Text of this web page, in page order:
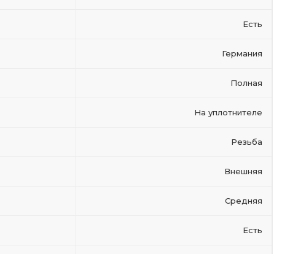
Есть
Германия
Полная
На уплотнителе
Резьба
Внешняя
Средняя
Есть